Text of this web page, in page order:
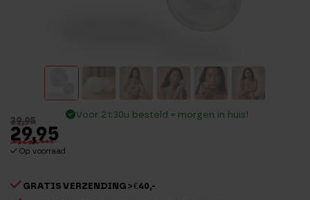
39,95
29,95
Op voorraad
Voor 21:30u besteld = morgen in huis!
GRATIS VERZENDING > €40,-